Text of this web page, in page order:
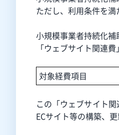
ただし、利用条件を満
小規模事業者持続化
「ウェブサイト関連費
対象経費項目
この「ウェブサイト
ECサイト等の構築、